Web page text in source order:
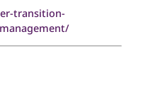
transition-